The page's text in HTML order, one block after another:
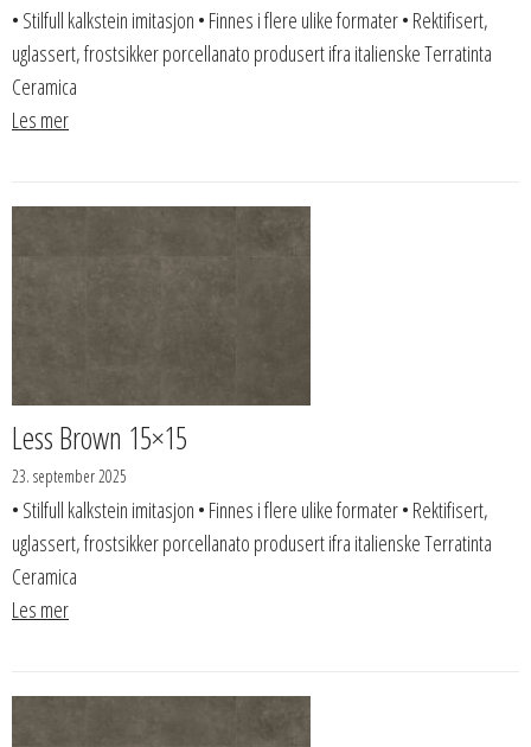
• Stilfull kalkstein imitasjon • Finnes i flere ulike formater • Rektifisert,
uglassert, frostsikker porcellanato produsert ifra italienske Terratinta
Ceramica
Les mer
Less Brown 15×15
23. september 2025
• Stilfull kalkstein imitasjon • Finnes i flere ulike formater • Rektifisert,
uglassert, frostsikker porcellanato produsert ifra italienske Terratinta
Ceramica
Les mer